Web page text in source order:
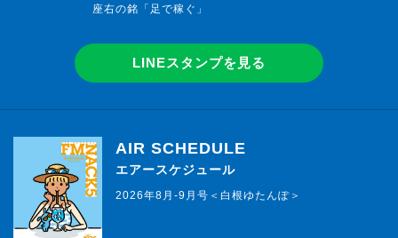
座右の銘「足で稼ぐ」
LINEスタンプを見る
AIR SCHEDULE
エアースケジュール
2026年8月-9月号＜白根ゆたんぽ＞